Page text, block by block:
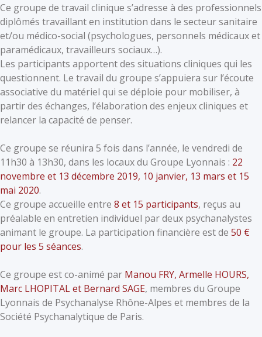
Ce groupe de travail clinique sʼadresse à des professionnels
diplômés travaillant en institution dans le secteur sanitaire
et/ou médico-social (psychologues, personnels médicaux et
paramédicaux, travailleurs sociaux…).
Les participants apportent des situations cliniques qui les
questionnent. Le travail du groupe s’appuiera sur l’écoute
associative du matériel qui se déploie pour mobiliser, à
partir des échanges, l’élaboration des enjeux cliniques et
relancer la capacité de penser.
Ce groupe se réunira 5 fois dans l’année, le vendredi de
11h30 à 13h30, dans les locaux du Groupe Lyonnais : 22
novembre et 13 décembre 2019, 10 janvier, 13 mars et 15
mai 2020.
Ce groupe accueille entre 8 et 15 participants, reçus au
préalable en entretien individuel par deux psychanalystes
animant le groupe. La participation financière est de 50 €
pour les 5 séances.
Ce groupe est co-animé par Manou FRY, Armelle HOURS,
Marc LHOPITAL et Bernard SAGE, membres du Groupe
Lyonnais de Psychanalyse Rhône-Alpes et membres de la
Société Psychanalytique de Paris.